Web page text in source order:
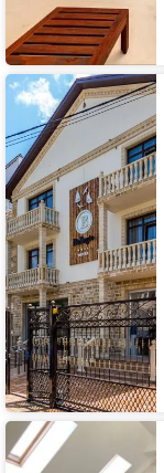
Отель
Bellagio
Гостиница
Европа